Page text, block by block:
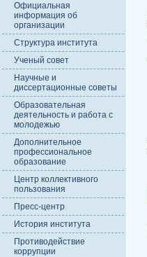
Официальная
информация об
организации
Структура института
Ученый совет
Научные и
диссертационные советы
Образовательная
деятельность и работа с
молодежью
Дополнительное
профессиональное
образование
Центр коллективного
пользования
Пресс-центр
История института
Противодействие
коррупции